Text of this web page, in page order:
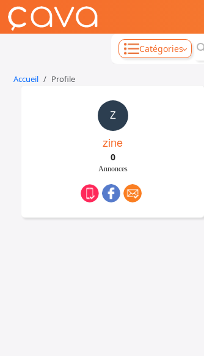
Catégories
Accueil Profile
Z
zine
0
Annonces